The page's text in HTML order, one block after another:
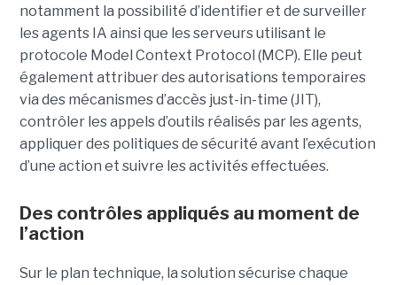
notamment la possibilité d’identifier et de surveiller
les agents IA ainsi que les serveurs utilisant le
protocole Model Context Protocol (MCP). Elle peut
également attribuer des autorisations temporaires
via des mécanismes d’accès just-in-time (JIT),
contrôler les appels d’outils réalisés par les agents,
appliquer des politiques de sécurité avant l’exécution
d’une action et suivre les activités effectuées.
Des contrôles appliqués au moment de
l’action
Sur le plan technique, la solution sécurise chaque